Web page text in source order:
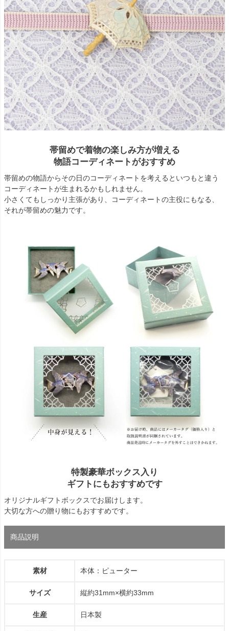
帯留めで着物の楽しみ方が増える
物語コーディネートがおすすめ
帯留めの物語からその日のコーディネートを考えるといつもと違う
コーディネートが生まれるかもしれません。
小さくてもしっかり主張があり、コーディネートの主役にもなる、
それが帯留めの魅力です。
特製豪華ボックス入り
ギフトにもおすすめです
オリジナルギフトボックスでお届けします。
大切な方への贈り物にもおすすめです。
商品説明
素材 本体：ピューター
サイズ 縦約31mm×横約33mm
生産 日本製